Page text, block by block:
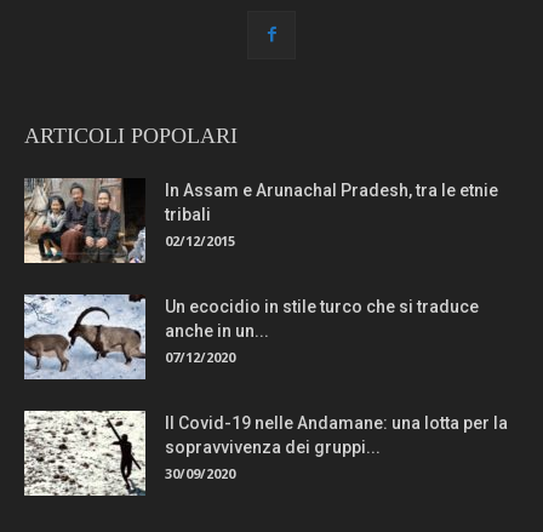
ARTICOLI POPOLARI
In Assam e Arunachal Pradesh, tra le etnie
tribali
02/12/2015
Un ecocidio in stile turco che si traduce
anche in un...
07/12/2020
Il Covid-19 nelle Andamane: una lotta per la
sopravvivenza dei gruppi...
30/09/2020